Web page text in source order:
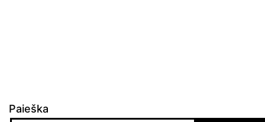
Paieška